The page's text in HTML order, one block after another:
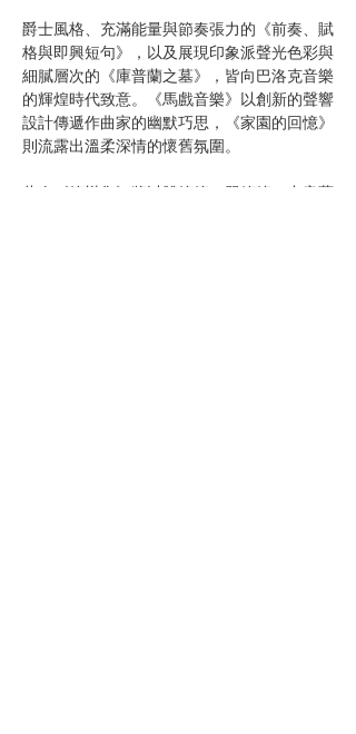
爵士風格、充滿能量與節奏張力的《前奏、賦
格與即興短句》，以及展現印象派聲光色彩與
細膩層次的《庫普蘭之墓》，皆向巴洛克音樂
的輝煌時代致意。《馬戲音樂》以創新的聲響
設計傳遞作曲家的幽默巧思，《家園的回憶》
則流露出溫柔深情的懷舊氛圍。
此次《簧樂集》將以雙簧管、單簧管、中音薩